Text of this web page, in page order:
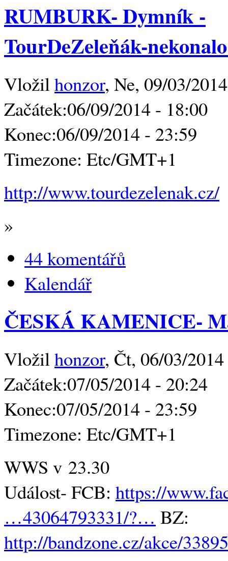
RUMBURK- Dymník -
TourDeZeleňák-
Vložilhonzor, Ne, 09/03/
Začátek:06/09/2014 - 18:00
Konec:06/09/2014 - 23:59
Timezone: Etc/GMT+1
http://www.tourdezelenak.cz/
»
44 komentářů
Kalendář
ČESKÁ KAMENICE-
Vložilhonzor, Čt, 06/03/
Začátek:07/05/2014 - 20:24
Konec:07/05/2014 - 23:59
Timezone: Etc/GMT+1
WWS v 23.30
Událost- FCB: https://
…43064793331/?… BZ:
http://bandzone.cz/akce/